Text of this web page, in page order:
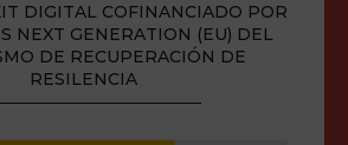
DIGITAL COFINANCIADO POR
NEXT GENERATION (EU) DEL
DE RECUPERACIÓN DE
RESILENCIA